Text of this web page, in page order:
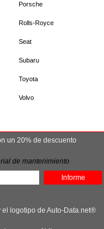
Porsche
Rolls-Royce
Seat
Subaru
Toyota
Volvo
un 20% de descuento
de mantenimiento
Informe
logotipo de Auto-Data.net®